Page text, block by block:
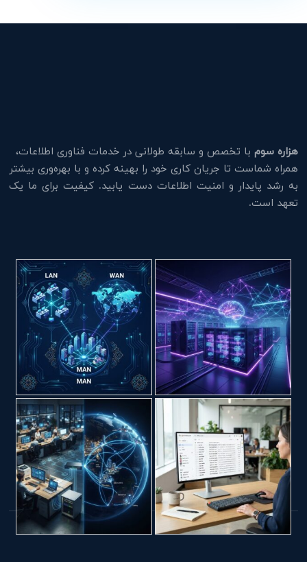
هزاره سوم با تخصص و سابقه طولانی در خدمات فناوری اطلاعات،
همراه شماست تا جریان کاری خود را بهینه کرده و با بهره‌وری بیشتر
به رشد پایدار و امنیت اطلاعات دست یابید. کیفیت برای ما یک
تعهد است.